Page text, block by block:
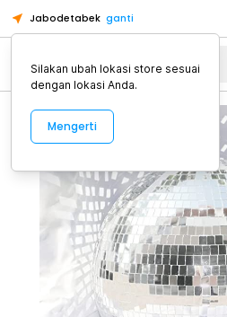
Jabodetabek ganti
Alat Kopi
Silakan ubah lokasi store sesuai
dengan lokasi Anda.
Mengerti